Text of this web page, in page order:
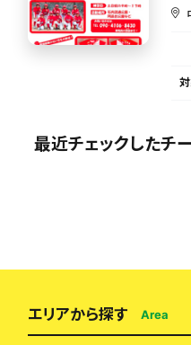
最近チェックしたチ
エリアから探す Area